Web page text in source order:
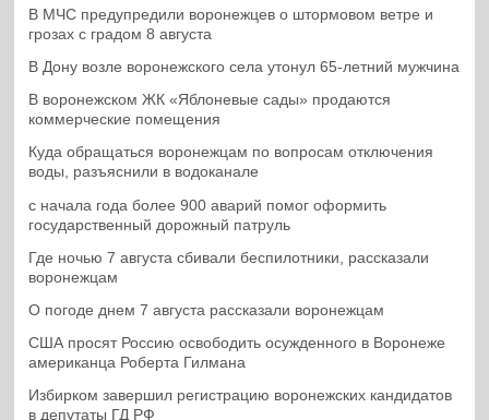
В МЧС предупредили воронежцев о штормовом ветре и
грозах с градом 8 августа
В Дону возле воронежского села утонул 65-летний мужчина
В воронежском ЖК «Яблоневые сады» продаются
коммерческие помещения
Куда обращаться воронежцам по вопросам отключения
воды, разъяснили в водоканале
с начала года более 900 аварий помог оформить
государственный дорожный патруль
Где ночью 7 августа сбивали беспилотники, рассказали
воронежцам
О погоде днем 7 августа рассказали воронежцам
США просят Россию освободить осужденного в Воронеже
американца Роберта Гилмана
Избирком завершил регистрацию воронежских кандидатов
в депутаты ГД РФ